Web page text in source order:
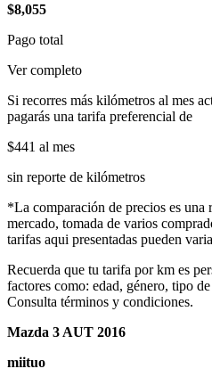
$8,055
Pago total
Ver completo
Si recorres más kilómetros al mes
pagarás una tarifa preferencial de
$441 al mes
sin reporte de kilómetros
*La comparación de precios es una
mercado, tomada de varios
tarifas aqui presentadas pueden
Recuerda que tu tarifa por km es
factores como: edad, género, tipo
Consulta términos y condiciones.
Mazda 3 AUT 2016
miituo